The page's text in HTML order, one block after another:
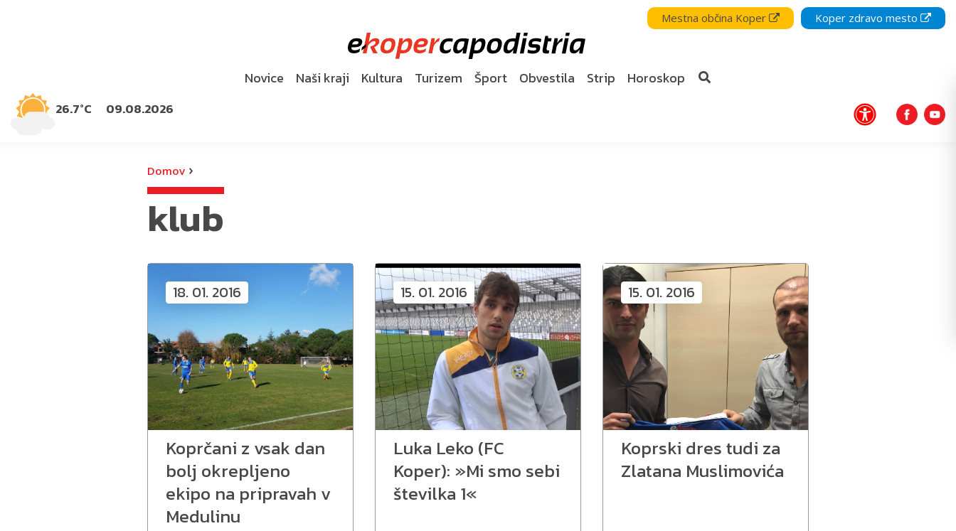
Mestna občina Koper Koper zdravo mesto
26.7°C 09.08.2026
Novice Naši kraji Kultura Turizem Šport Obvestila Strip Horoskop
Domov ›
klub
18. 01. 2016
Koprčani z vsak dan
bolj okrepljeno
ekipo na pripravah v
Medulinu
15. 01. 2016
Luka Leko (FC
Koper): »Mi smo sebi
številka 1«
15. 01. 2016
Koprski dres tudi za
Zlatana Muslimovića